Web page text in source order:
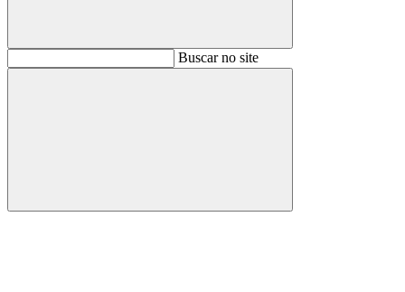
BuscarBuscar no site
Buscar